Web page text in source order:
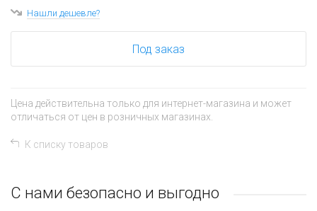
Нашли дешевле?
Под заказ
Цена действительна только для интернет-магазина и может
отличаться от цен в розничных магазинах.
К списку товаров
С нами безопасно и выгодно